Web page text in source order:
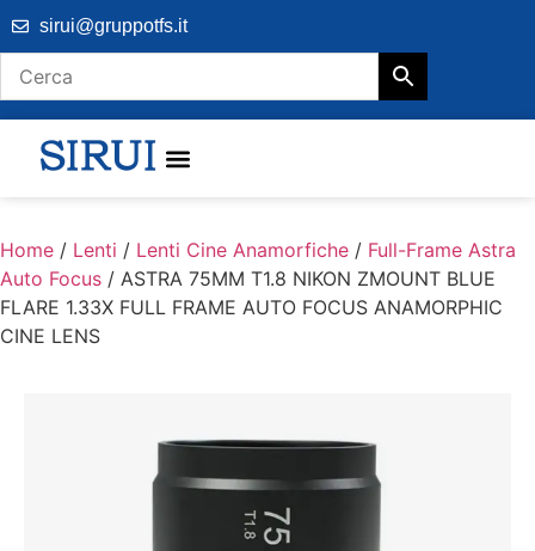
sirui@gruppotfs.it
Home / Lenti / Lenti Cine Anamorfiche / Full-Frame Astra
Auto Focus / ASTRA 75MM T1.8 NIKON ZMOUNT BLUE
FLARE 1.33X FULL FRAME AUTO FOCUS ANAMORPHIC
CINE LENS